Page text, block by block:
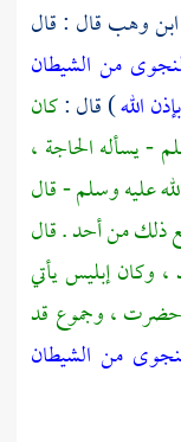
ابن وهبقال : قال
من الشيطان
الله) قال :كان
- يسأله الحاجة ،
عليه وسلم - قال
ذلك من أحد . قال
وكان إبليس يأتي
حضرت ، وجموع قد
من الشيطان